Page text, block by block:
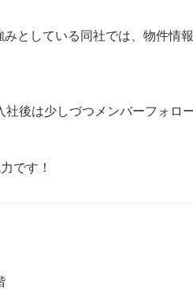
としている同社では、物件情
後は少しづつメンバーフォロ
です！